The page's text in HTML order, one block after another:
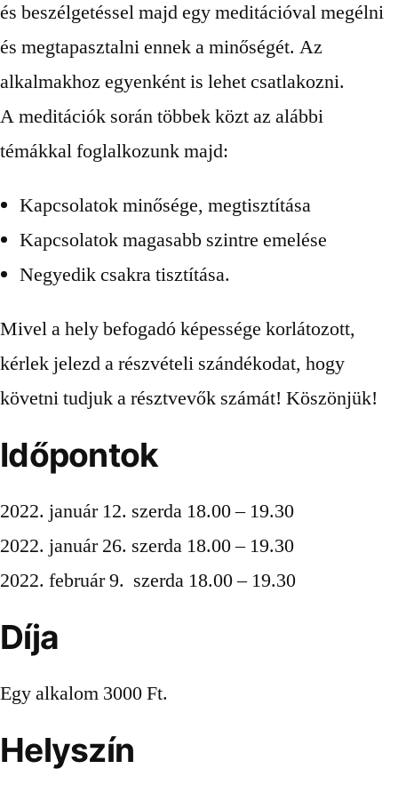
és beszélgetéssel majd egy meditációval megélni
és megtapasztalni ennek a minőségét. Az
alkalmakhoz egyenként is lehet csatlakozni.
A meditációk során többek közt az alábbi
témákkal foglalkozunk majd:
Kapcsolatok minősége, megtisztítása
Kapcsolatok magasabb szintre emelése
Negyedik csakra tisztítása.
Mivel a hely befogadó képessége korlátozott,
kérlek jelezd a részvételi szándékodat, hogy
követni tudjuk a résztvevők számát! Köszönjük!
Időpontok
2022. január 12. szerda 18.00 – 19.30
2022. január 26. szerda 18.00 – 19.30
2022. február 9. szerda 18.00 – 19.30
Díja
Egy alkalom 3000 Ft.
Helyszín